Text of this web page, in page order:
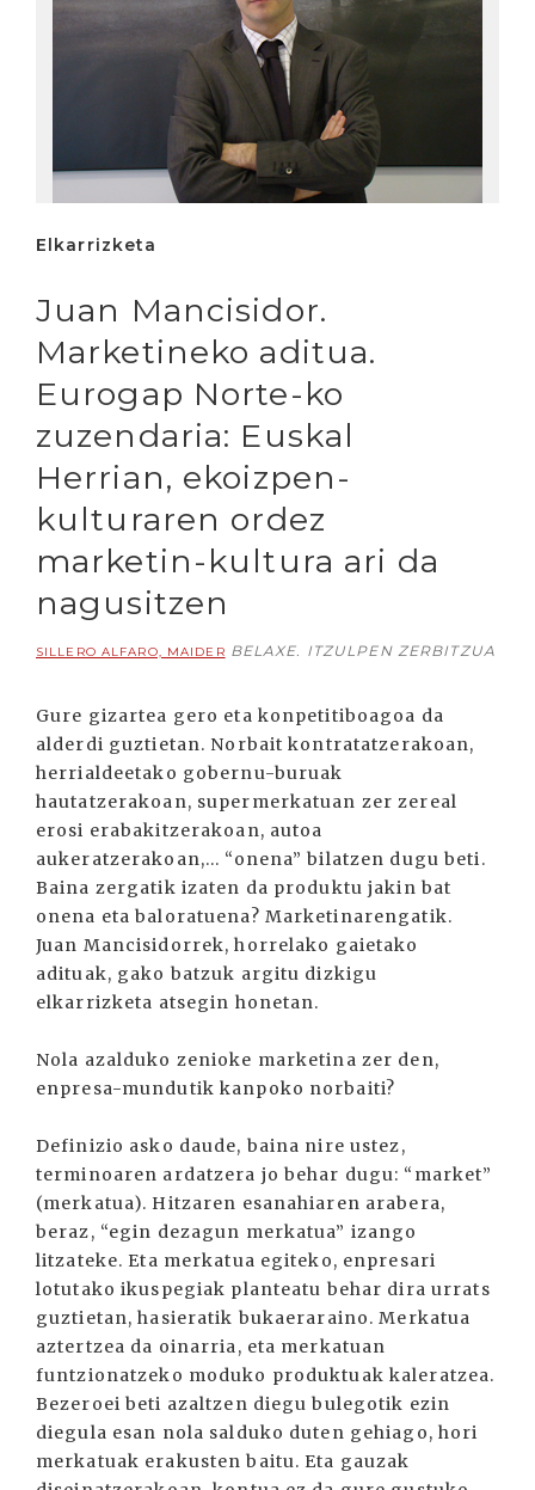
Elkarrizketa
Juan Mancisidor.
Marketineko aditua.
Eurogap Norte-ko
zuzendaria: Euskal
Herrian, ekoizpen-
kulturaren ordez
marketin-kultura ari da
nagusitzen
SILLERO ALFARO, MAIDER BELAXE. ITZULPEN ZERBITZUA
Gure gizartea gero eta konpetitiboagoa da
alderdi guztietan. Norbait kontratatzerakoan,
herrialdeetako gobernu-buruak
hautatzerakoan, supermerkatuan zer zereal
erosi erabakitzerakoan, autoa
aukeratzerakoan,... “onena” bilatzen dugu beti.
Baina zergatik izaten da produktu jakin bat
onena eta baloratuena? Marketinarengatik.
Juan Mancisidorrek, horrelako gaietako
adituak, gako batzuk argitu dizkigu
elkarrizketa atsegin honetan.
Nola azalduko zenioke marketina zer den,
enpresa-mundutik kanpoko norbaiti?
Definizio asko daude, baina nire ustez,
terminoaren ardatzera jo behar dugu: “market”
(merkatua). Hitzaren esanahiaren arabera,
beraz, “egin dezagun merkatua” izango
litzateke. Eta merkatua egiteko, enpresari
lotutako ikuspegiak planteatu behar dira urrats
guztietan, hasieratik bukaeraraino. Merkatua
aztertzea da oinarria, eta merkatuan
funtzionatzeko moduko produktuak kaleratzea.
Bezeroei beti azaltzen diegu bulegotik ezin
diegula esan nola salduko duten gehiago, hori
merkatuak erakusten baitu. Eta gauzak